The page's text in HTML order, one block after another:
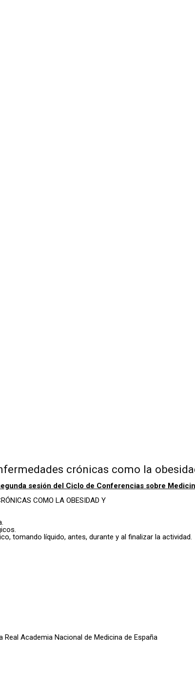
crónicas como la
sesión del Ciclo de Conferencias sobre
COMO LA OBESIDAD Y
tomando líquido, antes, durante y al finalizar la actividad.
Academia Nacional de Medicina de España